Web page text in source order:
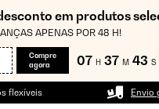
em produtos
APENAS POR 48 H!
Compre
agora
07 H 37 M 42 S
flexíveis Envio